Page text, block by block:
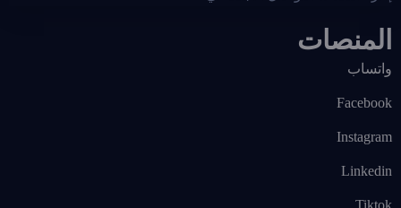
المنصات
واتساب
Facebook
Instagram
Linkedin